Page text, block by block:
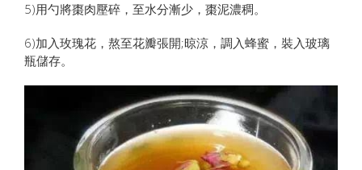
5)用勺將棗肉壓碎，至水分漸少，棗泥濃稠。
6)加入玫瑰花，熬至花瓣張開;晾涼，調入蜂蜜，裝入玻璃
瓶儲存。